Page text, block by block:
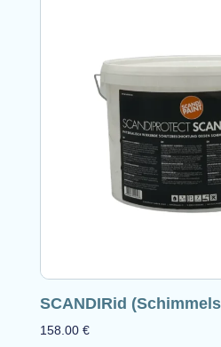
SCANDIRid
158.00 €